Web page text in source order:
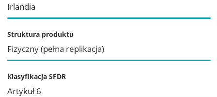
Irlandia
Struktura produktu
Fizyczny (pełna replikacja)
Klasyfikacja SFDR
Artykuł 6